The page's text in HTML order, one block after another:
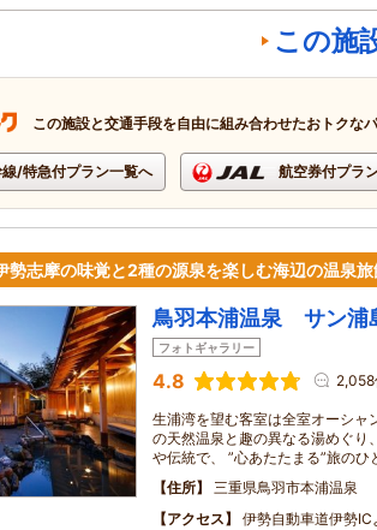
この施
この施設と交通手段を自由に組み合わせたおトクな
/特急付プラン一覧へ 航空券付プラ
勢志摩の味覚と2種の源泉を楽しむ海辺の温泉旅
鳥羽本浦温泉 サン浦
フォトギャラリー
4.8
生浦湾を望む客室は全室オーシャ
の天然温泉と趣の異なる湯めぐり
や伝統で、 ”心あたたまる”旅の
住所
三重県鳥羽市本浦温泉
アクセス
伊勢自動車道伊勢